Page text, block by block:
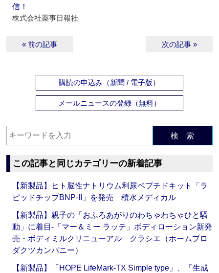
信！
株式会社薬事日報社
« 前の記事 次の記事 »
購読の申込み（新聞 / 電子版）
メールニュースの登録（無料）
検 索
この記事と同じカテゴリーの新着記事
【新製品】ヒト脳性ナトリウム利尿ペプチドキット「ラ
ピッドチップBNP-II」を発売 積水メディカル
【新製品】親子の「おふろあがりのわちゃわちゃひと騒
動」に着目‐「マー＆ミー ラッテ」ボディローション新発
売・ボディミルクリニューアル クラシエ（ホームプロ
ダクツカンパニー）
【新製品】「HOPE LifeMark-TX Simple type」、「生成